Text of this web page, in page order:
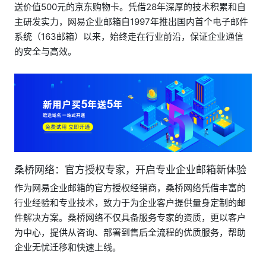
送价值500元的京东购物卡。凭借28年深厚的技术积累和自
主研发实力，网易企业邮箱自1997年推出国内首个电子邮件
系统（163邮箱）以来，始终走在行业前沿，保证企业通信
的安全与高效。
桑桥网络：官方授权专家，开启专业企业邮箱新体验
作为网易企业邮箱的官方授权经销商，桑桥网络凭借丰富的
行业经验和专业技术，致力于为企业客户提供量身定制的邮
件解决方案。桑桥网络不仅具备服务专家的资质，更以客户
为中心，提供从咨询、部署到售后全流程的优质服务，帮助
企业无忧迁移和快速上线。